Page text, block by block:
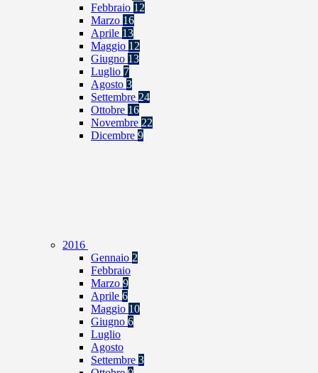
Febbraio 12
Marzo 16
Aprile 13
Maggio 12
Giugno 13
Luglio 7
Agosto 3
Settembre 24
Ottobre 16
Novembre 22
Dicembre 9
2016
Gennaio 2
Febbraio
Marzo 9
Aprile 6
Maggio 10
Giugno 6
Luglio
Agosto
Settembre 3